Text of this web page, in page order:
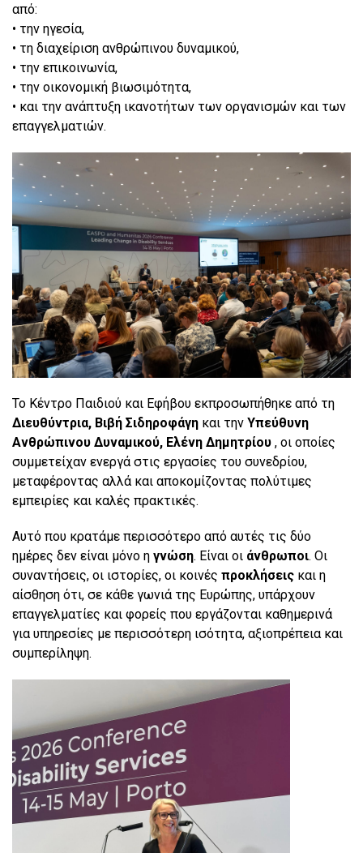
από:
• την ηγεσία,
• τη διαχείριση ανθρώπινου δυναμικού,
• την επικοινωνία,
• την οικονομική βιωσιμότητα,
• και την ανάπτυξη ικανοτήτων των οργανισμών και των
επαγγελματιών.
Το Κέντρο Παιδιού και Εφήβου εκπροσωπήθηκε από τη
Διευθύντρια, Βιβή Σιδηροφάγη και την Υπεύθυνη
Ανθρώπινου Δυναμικού, Ελένη Δημητρίου , οι οποίες
συμμετείχαν ενεργά στις εργασίες του συνεδρίου,
μεταφέροντας αλλά και αποκομίζοντας πολύτιμες
εμπειρίες και καλές πρακτικές.
Αυτό που κρατάμε περισσότερο από αυτές τις δύο
ημέρες δεν είναι μόνο η γνώση. Είναι οι άνθρωποι. Οι
συναντήσεις, οι ιστορίες, οι κοινές προκλήσεις και η
αίσθηση ότι, σε κάθε γωνιά της Ευρώπης, υπάρχουν
επαγγελματίες και φορείς που εργάζονται καθημερινά
για υπηρεσίες με περισσότερη ισότητα, αξιοπρέπεια και
συμπερίληψη.